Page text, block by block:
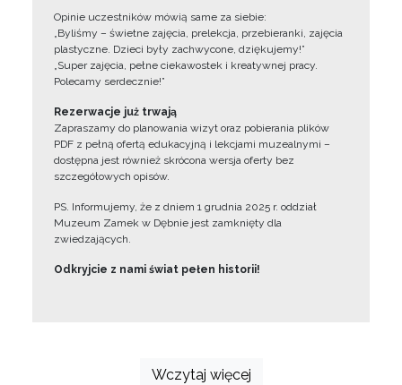
Opinie uczestników mówią same za siebie:
„Byliśmy – świetne zajęcia, prelekcja, przebieranki, zajęcia
plastyczne. Dzieci były zachwycone, dziękujemy!”
„Super zajęcia, pełne ciekawostek i kreatywnej pracy.
Polecamy serdecznie!”
Rezerwacje już trwają
Zapraszamy do planowania wizyt oraz pobierania plików
PDF z pełną ofertą edukacyjną i lekcjami muzealnymi –
dostępna jest również skrócona wersja oferty bez
szczegółowych opisów.
PS. Informujemy, że z dniem 1 grudnia 2025 r. oddział
Muzeum Zamek w Dębnie jest zamknięty dla
zwiedzających.
Odkryjcie z nami świat pełen historii!
Wczytaj więcej